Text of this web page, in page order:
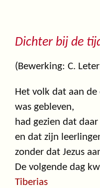
Dichter bij de
(Bewerking: C.
Het volk dat aan
was gebleven,
had gezien dat
en dat zijn
zonder dat Jezus
De volgende dag
Tiberias